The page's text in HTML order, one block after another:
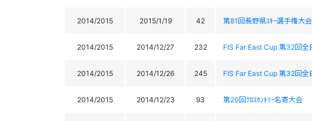
2014/2015 2015/1/19 42 第81回長野県ｽｷｰ選手権大会
2014/2015 2014/12/27 232 FIS Far East Cup 第32回全
2014/2015 2014/12/26 245 FIS Far East Cup 第32回全
2014/2015 2014/12/23 93 第20回ｸﾛｽｶﾝﾄﾘｰ名寄大会